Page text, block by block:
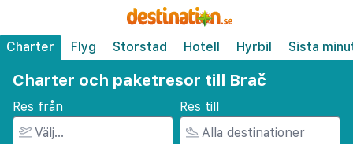
Charter Flyg Storstad Hotell Hyrbil Sista
Charter och paketresor till Brač
Res från Res till